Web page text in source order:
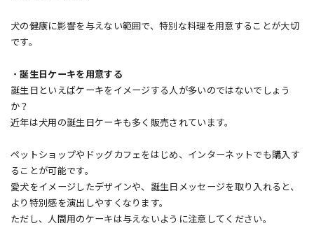
犬の健康に影響を与えない範囲で、特別な料理を用意することが大切
です。
・誕生日ケーキを用意する
誕生日といえばケーキをイメージする人が多いのではないでしょう
か？
近年は犬用の誕生日ケーキも多く販売されています。
ペットショップやドッグカフェをはじめ、インターネットでも購入す
ることが可能です。
愛犬をイメージしたデザインや、誕生日メッセージを取り入れると、
より特別感を演出しやすくなります。
ただし、人間用のケーキは与えないように注意してください。